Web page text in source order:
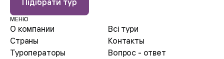
Підібрати тур
МЕНЮ
О компании
Всі тури
Страны
Контакты
Туроператоры
Вопрос - ответ